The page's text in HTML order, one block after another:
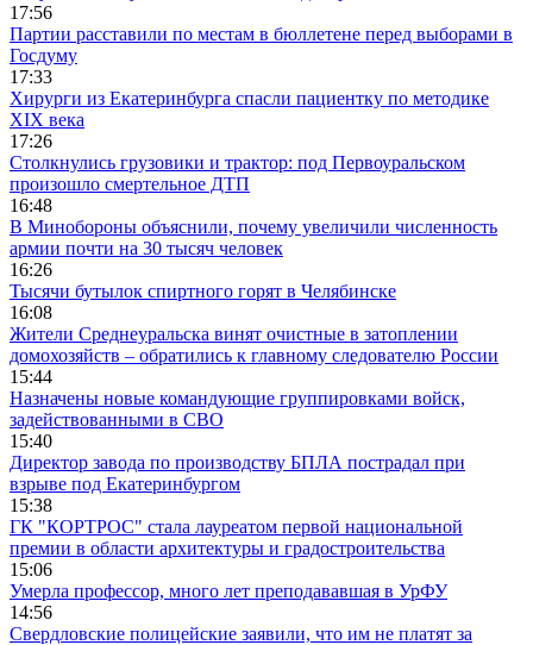
17:56
Партии расставили по местам в бюллетене перед выборами в
Госдуму
17:33
Хирурги из Екатеринбурга спасли пациентку по методике
XIX века
17:26
Столкнулись грузовики и трактор: под Первоуральском
произошло смертельное ДТП
16:48
В Минобороны объяснили, почему увеличили численность
армии почти на 30 тысяч человек
16:26
Тысячи бутылок спиртного горят в Челябинске
16:08
Жители Среднеуральска винят очистные в затоплении
домохозяйств – обратились к главному следователю России
15:44
Назначены новые командующие группировками войск,
задействованными в СВО
15:40
Директор завода по производству БПЛА пострадал при
взрыве под Екатеринбургом
15:38
ГК "КОРТРОС" стала лауреатом первой национальной
премии в области архитектуры и градостроительства
15:06
Умерла профессор, много лет преподававшая в УрФУ
14:56
Свердловские полицейские заявили, что им не платят за